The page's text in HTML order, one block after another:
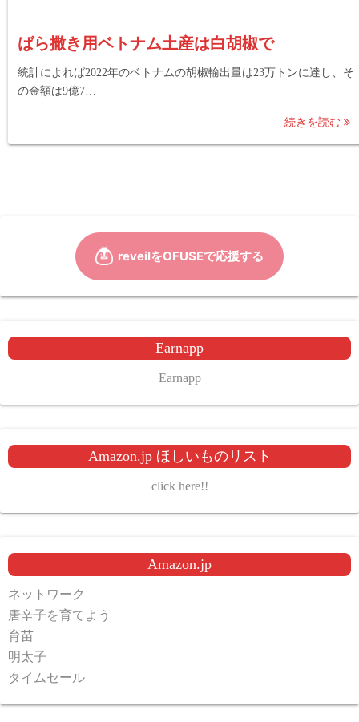
ばら撒き用ベトナム土産は白胡椒で
統計によれば2022年のベトナムの胡椒輸出量は23万トンに達し、そ
の金額は9億7…
続きを読む
Earnapp
Earnapp
Amazon.jp ほしいものリスト
click here!!
Amazon.jp
ネットワーク
唐辛子を育てよう
育苗
明太子
タイムセール